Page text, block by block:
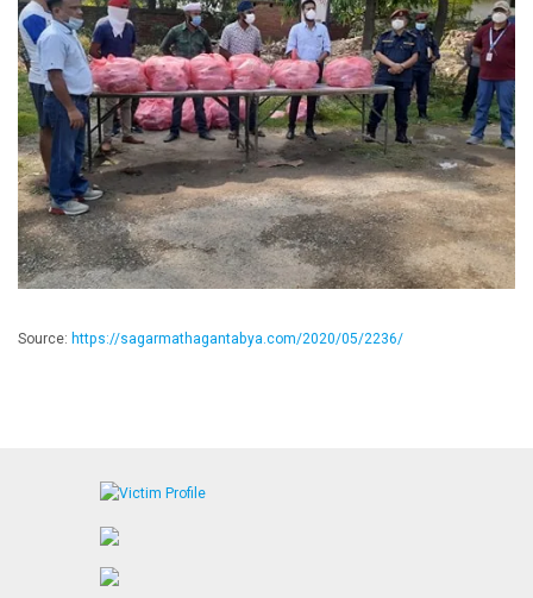
Source: https://sagarmathagantabya.com/2020/05/2236/